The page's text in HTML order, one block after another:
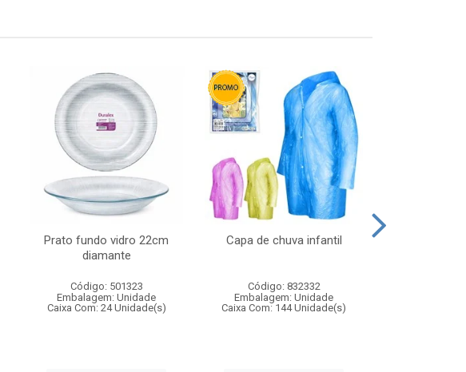
Prato fundo vidro 22cm
diamante
Código: 501323
Embalagem: Unidade
Caixa Com: 24 Unidade(s)
Capa de chuva infantil
Código: 832332
Embalagem: Unidade
Caixa Com: 144 Unidade(s)